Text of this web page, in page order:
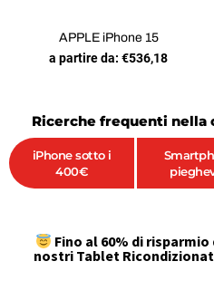
APPLE iPhone 15
a partire da: €536,18
Ricerche frequenti nella
iPhone sotto i
400€
Fino al 60% di
nostri Tablet